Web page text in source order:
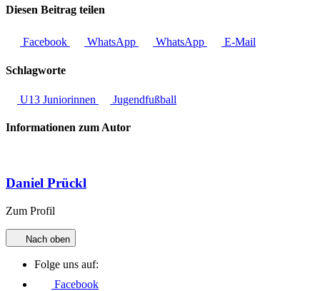
Diesen Beitrag teilen
Facebook WhatsApp WhatsApp E-Mail
Schlagworte
U13 Juniorinnen Jugendfußball
Informationen zum Autor
Daniel Prückl
Zum Profil
Nach oben
Folge uns auf:
Facebook